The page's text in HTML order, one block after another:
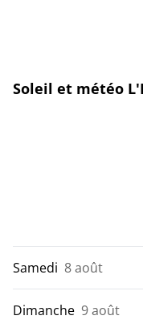
Soleil et météo
Samedi 8 août
Dimanche 9 août